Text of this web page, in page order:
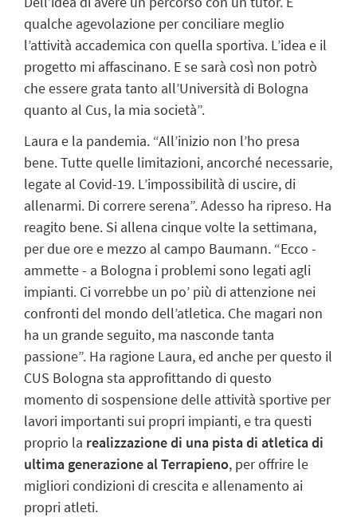
qualche agevolazione per conciliare meglio
l’attività accademica con quella sportiva. L’idea e il
progetto mi affascinano. E se sarà così non potrò
che essere grata tanto all’Università di Bologna
quanto al Cus, la mia società”.
Laura e la pandemia. “All’inizio non l’ho presa
bene. Tutte quelle limitazioni, ancorché necessarie,
legate al Covid-19. L’impossibilità di uscire, di
allenarmi. Di correre serena”.Adesso ha ripreso. Ha
reagito bene. Si allena cinque volte la settimana,
per due ore e mezzo al campo Baumann. “Ecco -
ammette - a Bologna i problemi sono legati agli
impianti. Ci vorrebbe un po’ più di attenzione nei
confronti del mondo dell’atletica. Che magari non
ha un grande seguito, ma nasconde tanta
passione”. Ha ragione Laura, ed anche per questo il
CUS Bologna sta approfittando di questo
momento di sospensione delle attività sportive per
lavori importanti sui propri impianti, e tra questi
proprio la realizzazione di una pista di atletica di
ultima generazione al Terrapieno, per offrire le
migliori condizioni di crescita e allenamento ai
propri atleti.